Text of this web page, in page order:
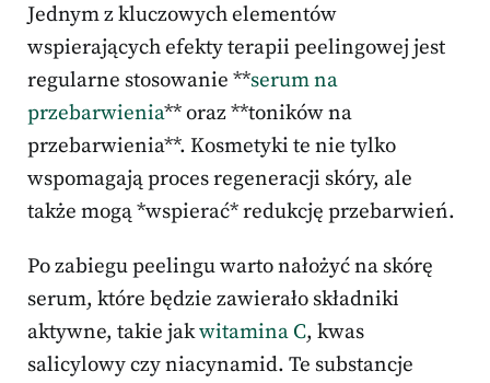
Jednym z kluczowych elementów
wspierających efekty terapii peelingowej jest
regularne stosowanie **serum na
przebarwienia** oraz **toników na
przebarwienia**. Kosmetyki te nie tylko
wspomagają proces regeneracji skóry, ale
także mogą *wspierać* redukcję przebarwień.
Po zabiegu peelingu warto nałożyć na skórę
serum, które będzie zawierało składniki
aktywne, takie jakwitamina C, kwas
salicylowy czy niacynamid. Te substancje